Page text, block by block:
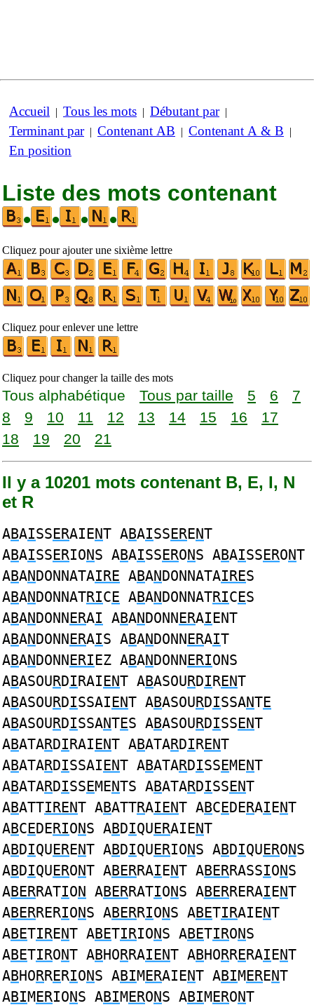
Accueil | Tous les mots | Débutant par|
Terminant par| Contenant AB | Contenant A & B |
En position
Liste des mots contenant
•
• • •
Cliquez pour ajouter une sixième lettre
Cliquez pour enlever une lettre
Cliquez pour changer la taille des mots
Tous alphabétique Tous par taille 5 6
7
8
9 10 11 12 13 14 15 16
17
18
19 20 21
Il y a 10201 mots contenant B, E, I, N
et R
ABAISSERAIENT ABAISSERENT
ABAISSERIONS ABAISSERONS ABAISSERONT
ABANDONNATAIRE ABANDONNATAIRES
ABANDONNATRICE ABANDONNATRICES
ABANDONNERAI ABANDONNERAIENT
ABANDONNERAIS ABANDONNERAIT
ABANDONNERIEZ ABANDONNERIONS
ABASOURDIRAIENT ABASOURDIRENT
ABASOURDISSAIENT ABASOURDISSANTE
ABASOURDISSANTES ABASOURDISSENT
ABATARDIRAIENT ABATARDIRENT
ABATARDISSAIENT ABATARDISSEMENT
ABATARDISSEMENTS ABATARDISSENT
ABATTIRENT ABATTRAIENT ABCEDERAIENT
ABCEDERIONS ABDIQUERAIENT
ABDIQUERENT ABDIQUERIONS ABDIQUERONS
ABDIQUERONT ABERRAIENT ABERRASSIONS
ABERRATION ABERRATIONS ABERRERAIENT
ABERRERIONS ABERRIONS ABETIRAIENT
ABETIRENT ABETIRIONS ABETIRONS
ABETIRONT ABHORRAIENT ABHORRERAIENT
ABHORRERIONS ABIMERAIENT ABIMERENT
ABIMERIONS ABIMERONS ABIMERONT